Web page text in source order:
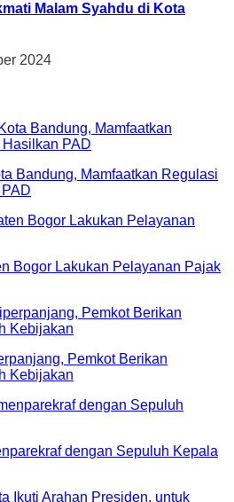
Malam Syahdu di Kota
2024
Bandung, Mamfaatkan Regulasi
Bogor Lakukan Pelayanan Pajak
Pemkot Berikan
Kebijakan
dengan Sepuluh Kepala